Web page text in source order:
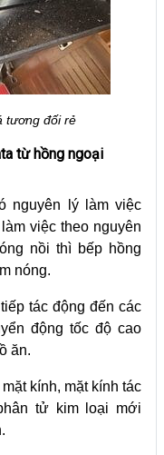
tương đối rẻ
từ hồng ngoại
nguyên lý làm việc
việc theo nguyên
nồi thì bếp hồng
nóng.
tác động đến các
động tốc độ cao
ăn.
kính, mặt kính tác
tử kim loại mới